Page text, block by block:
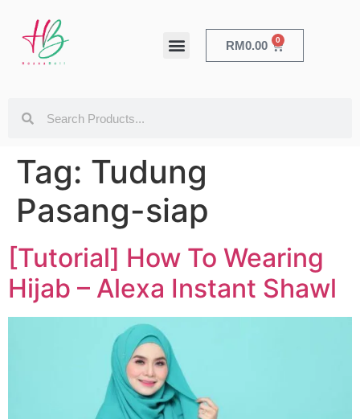
RM0.00 0
Tag: Tudung
Pasang-siap
[Tutorial] How To Wearing
Hijab – Alexa Instant Shawl